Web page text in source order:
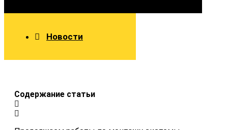
Новости
Содержание статьи